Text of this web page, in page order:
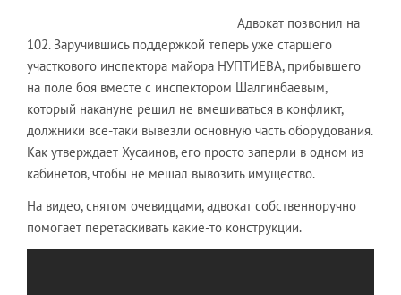
Адвокат позвонил на
102. Заручившись поддержкой теперь уже старшего
участкового инспектора майора НУПТИЕВА, прибывшего
на поле боя вместе с инспектором Шалгинбаевым,
который накануне решил не вмешиваться в конфликт,
должники все-таки вывезли основную часть оборудования.
Как утверждает Хусаинов, его просто заперли в одном из
кабинетов, чтобы не мешал вывозить имущество.
На видео, снятом очевидцами, адвокат собственноручно
помогает перетаскивать какие-то конструкции.